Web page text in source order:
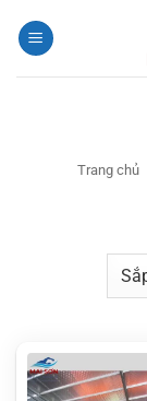
qua
Trang chủ